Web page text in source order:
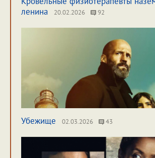
ленина
20.02.2026 92
Убежище 02.03.2026 43